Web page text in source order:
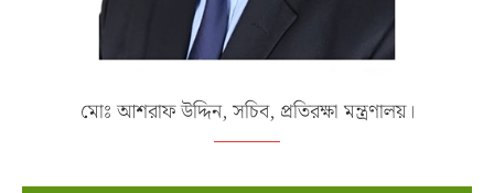
মোঃ আশরাফ উদ্দিন, সচিব, প্রতিরক্ষা মন্ত্রণালয়।